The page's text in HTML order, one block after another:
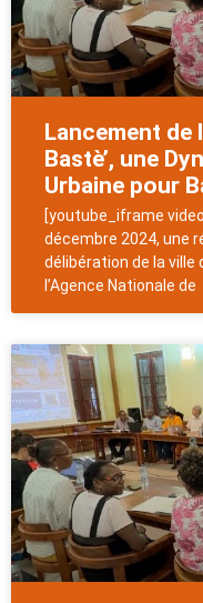
Lancement de
Bastè’, une
Urbaine pour
[youtube_iframe
décembre 2024, une
délibération de la ville
l’Agence Nationale de